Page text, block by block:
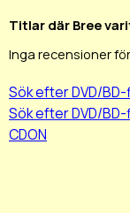
Titlar där Bree
Inga recensioner
Sök efter DVD/
Sök efter DVD/
CDON